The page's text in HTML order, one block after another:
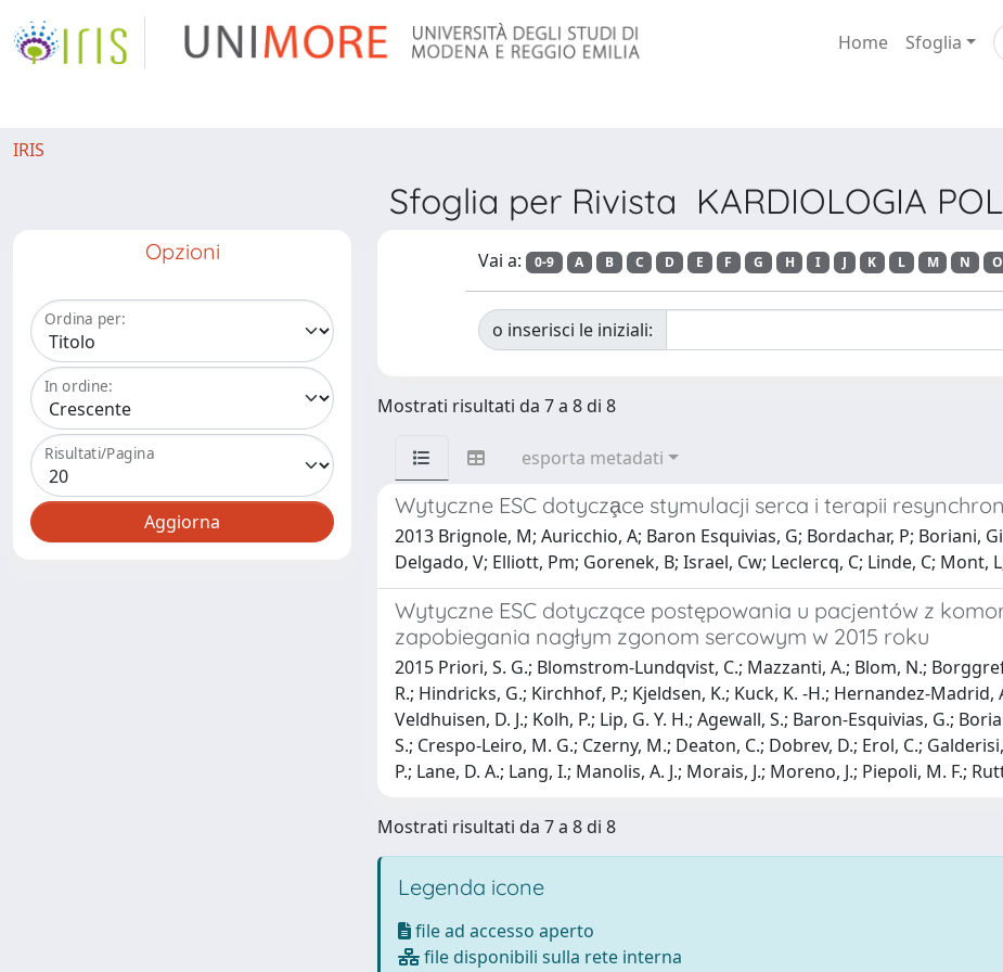
Home Sfoglia
IRIS
Sfoglia per Rivista KARDIOLOGIA
Opzioni
Ordina per:
In ordine:
Risultati/Pagina
Vai a: 0-9 A B C D E F G H I J K L M N O
o inserisci le iniziali:
Mostrati risultati da 7 a 8 di 8
esporta metadati
Wytyczne ESC dotycza̧ce stymulacji serca i terapii
2013 Brignole, M; Auricchio, A; Baron Esquivias, G; Bordachar, P; Boriani,
Delgado, V; Elliott, Pm; Gorenek, B; Israel, Cw; Leclercq, C; Linde, C; Mont,
Wytyczne ESC dotyczące postępowania u pacjentów z
zapobiegania nagłym zgonom sercowym w 2015 roku
2015 Priori, S. G.; Blomstrom-Lundqvist, C.; Mazzanti, A.; Blom, N.;
R.; Hindricks, G.; Kirchhof, P.; Kjeldsen, K.; Kuck, K. -H.; Hernandez-
Veldhuisen, D. J.; Kolh, P.; Lip, G. Y. H.; Agewall, S.; Baron-Esquivias, G.;
S.; Crespo-Leiro, M. G.; Czerny, M.; Deaton, C.; Dobrev, D.; Erol, C.;
P.; Lane, D. A.; Lang, I.; Manolis, A. J.; Morais, J.; Moreno, J.; Piepoli, M. F.;
Mostrati risultati da 7 a 8 di 8
Legenda icone
file ad accesso aperto
file disponibili sulla rete interna